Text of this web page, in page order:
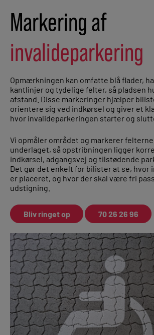
Markering af
invalideparkering
Opmærkningen kan omfatte blå flader,
kantlinjer og tydelige felter, så pladsen
afstand. Disse markeringer hjælper
orientere sig ved indkørsel og giver et
hvor invalideparkeringen starter og
Vi opmåler området og markerer
underlaget, så opstribningen ligger
indkørsel, adgangsvej og tilstødende
Det gør det enkelt for bilister at se, hvor
er placeret, og hvor der skal være fri
udstigning.
Bliv ringet op 70 26 26 96